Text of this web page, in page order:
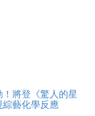
！將登《驚人的星
藝化學反應